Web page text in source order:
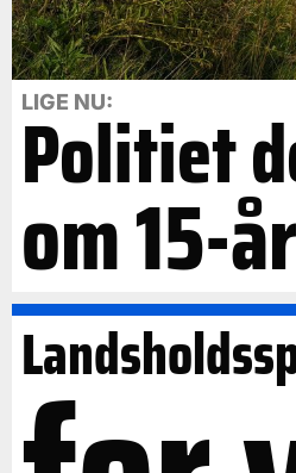
LIGE NU:
Politiet
om 15-